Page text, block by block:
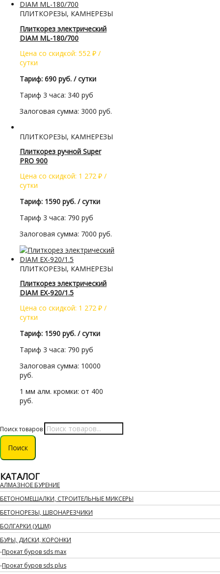
Поиск товаров
Поиск
КАТАЛОГ
АЛМАЗНОЕ БУРЕНИЕ
БЕТОНОМЕШАЛКИ, СТРОИТЕЛЬНЫЕ МИКСЕРЫ
БЕТОНОРЕЗЫ, ШВОНАРЕЗЧИКИ
БОЛГАРКИ (УШМ)
БУРЫ, ДИСКИ, КОРОНКИ
Прокат буров sds max
Прокат буров sds plus
ПЛИТКОРЕЗЫ, КАМНЕРЕЗЫ
Плиткорез электрический
DIAM ML-180/700
Цена со скидкой: 552 ₽ /
сутки
Тариф: 690 руб. / сутки
Тариф 3 часа: 340 руб
Залоговая сумма: 3000 руб.
ПЛИТКОРЕЗЫ, КАМНЕРЕЗЫ
Плиткорез ручной Super
PRO 900
Цена со скидкой: 1 272 ₽ /
сутки
Тариф: 1590 руб. / сутки
Тариф 3 часа: 790 руб
Залоговая сумма: 7000 руб.
ПЛИТКОРЕЗЫ, КАМНЕРЕЗЫ
Плиткорез электрический
DIAM EX-920/1.5
Цена со скидкой: 1 272 ₽ /
сутки
Тариф: 1590 руб. / сутки
Тариф 3 часа: 790 руб
Залоговая сумма: 10000
руб.
1 мм алм. кромки: от 400
руб.